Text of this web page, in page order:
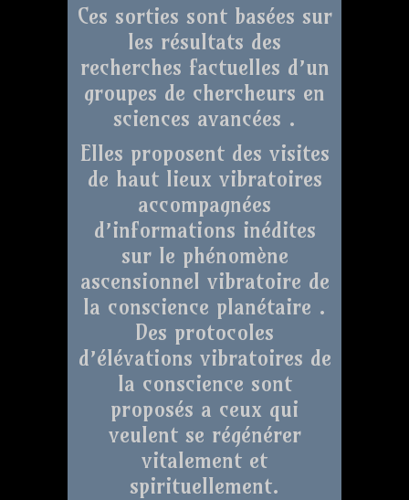
Ces sorties sont basées sur
les résultats des
recherches factuelles d’un
groupes de chercheurs en
sciences avancées .
Elles proposent des visites
de haut lieux vibratoires
accompagnées
d’informations inédites
sur le phénomène
ascensionnel vibratoire de
la conscience planétaire .
Des protocoles
d’élévations vibratoires de
la conscience sont
proposés a ceux qui
veulent se régénérer
vitalement et
spirituellement.